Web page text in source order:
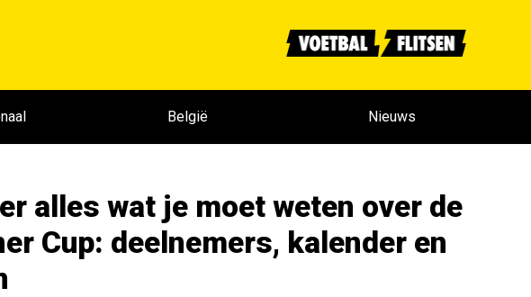
België Nieuws
alles wat je moet weten over de
Cup: deelnemers, kalender en